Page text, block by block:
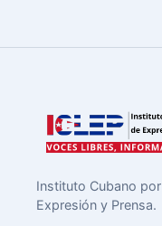
Instituto Cubano
Expresión y Prensa.